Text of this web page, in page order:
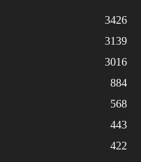
3426
3139
3016
884
568
443
422